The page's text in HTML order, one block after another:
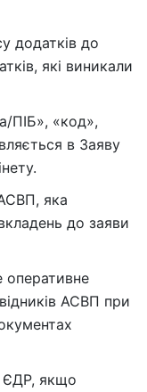
додатків до
які виникали
ПІБ», «код»,
в Заяву
яка
до заяви
оперативне
АСВП при
ЄДР, якщо